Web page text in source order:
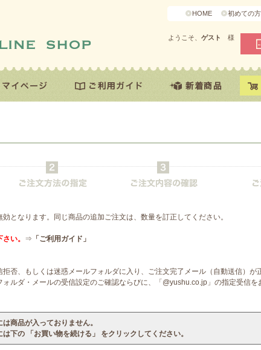
HOME 初めての
ようこそ、 ゲスト 様
となります。同じ商品の追加ご注文は、数量を訂正してください。
い。 ⇒ 「ご利用ガイド」
否、もしくは迷惑メールフォルダに入り、ご注文完了メール（自動送信）が
ルダ・メールの受信設定のご確認ならびに、「@yushu.co.jp」の指定受信
商品が入っておりません。
下の 「お買い物を続ける」 をクリックしてください。